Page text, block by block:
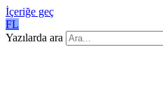
İçeriğe geç
FL
Yazılarda ara